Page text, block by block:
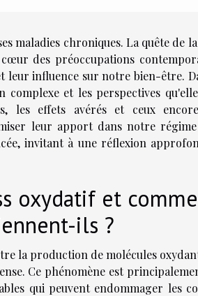
maladies chroniques. La quête de
des préoccupations
influence sur notre bien-être.
complexe et les perspectives
les effets avérés et ceux
leur apport dans notre
invitant à une réflexion
oxydatif et
ils ?
la production de molécules
Ce phénomène est
qui peuvent endommager les